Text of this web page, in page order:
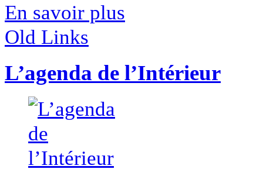
En savoir plus
Old Links
L’agenda de l’Intérieur